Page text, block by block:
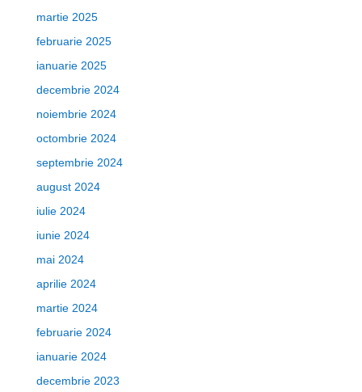
martie 2025
februarie 2025
ianuarie 2025
decembrie 2024
noiembrie 2024
octombrie 2024
septembrie 2024
august 2024
iulie 2024
iunie 2024
mai 2024
aprilie 2024
martie 2024
februarie 2024
ianuarie 2024
decembrie 2023